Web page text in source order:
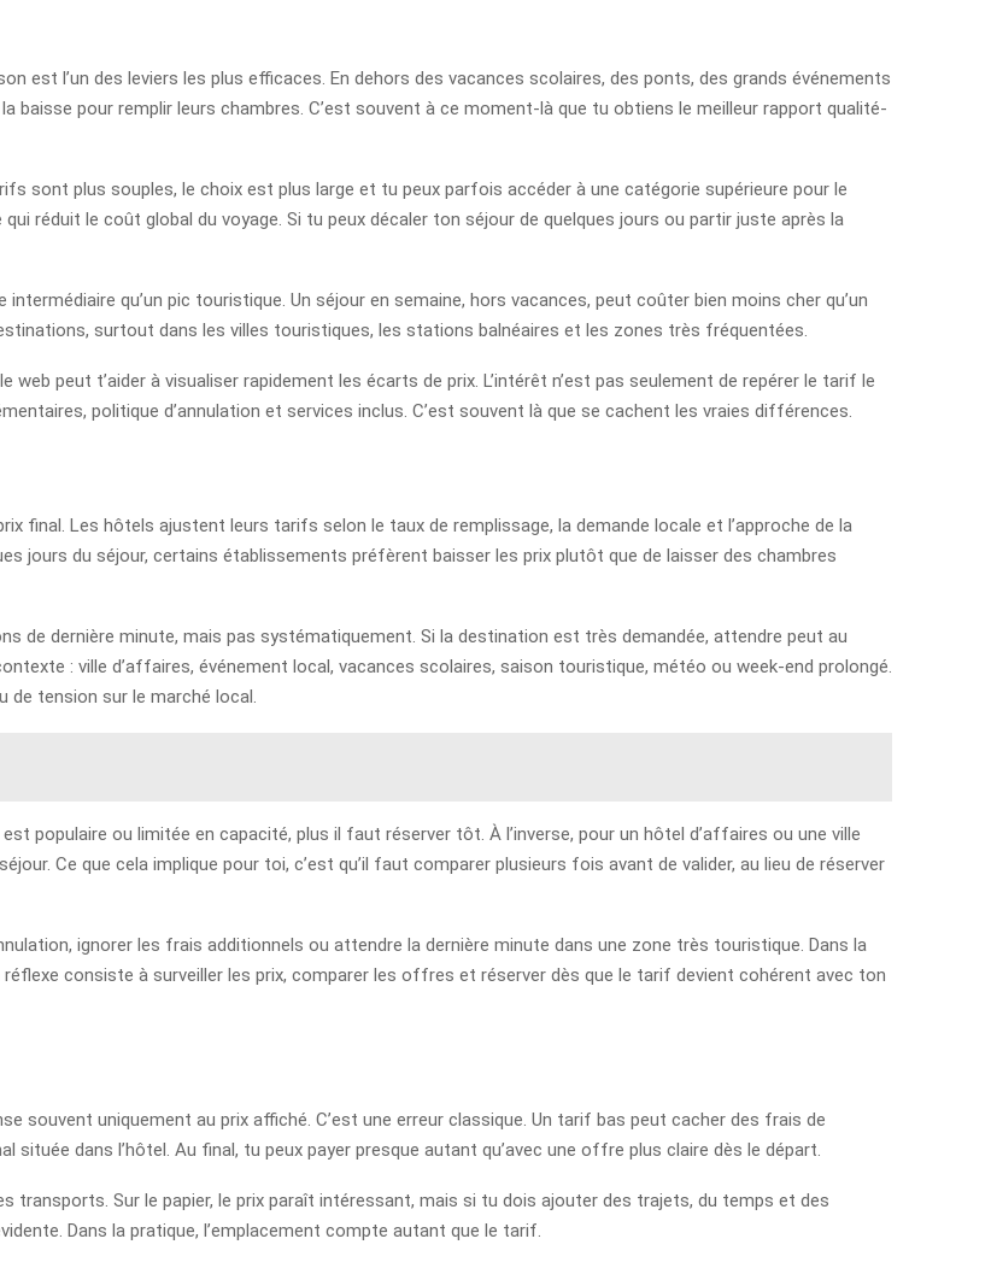
est l’un des leviers les plus efficaces. En dehors des vacances scolaires, des ponts, des grands événements
baisse pour remplir leurs chambres. C’est souvent à ce moment-là que tu obtiens le meilleur rapport qualité-
sont plus souples, le choix est plus large et tu peux parfois accéder à une catégorie supérieure pour le
réduit le coût global du voyage. Si tu peux décaler ton séjour de quelques jours ou partir juste après la
qu’un pic touristique. Un séjour en semaine, hors vacances, peut coûter bien moins cher qu’un
surtout dans les villes touristiques, les stations balnéaires et les zones très fréquentées.
peut t’aider à visualiser rapidement les écarts de prix. L’intérêt n’est pas seulement de repérer le tarif le
politique d’annulation et services inclus. C’est souvent là que se cachent les vraies différences.
final. Les hôtels ajustent leurs tarifs selon le taux de remplissage, la demande locale et l’approche de la
jours du séjour, certains établissements préfèrent baisser les prix plutôt que de laisser des chambres
de dernière minute, mais pas systématiquement. Si la destination est très demandée, attendre peut au
: ville d’affaires, événement local, vacances scolaires, saison touristique, météo ou week-end prolongé.
de tension sur le marché local.
populaire ou limitée en capacité, plus il faut réserver tôt. À l’inverse, pour un hôtel d’affaires ou une ville
Ce que cela implique pour toi, c’est qu’il faut comparer plusieurs fois avant de valider, au lieu de réserver
ignorer les frais additionnels ou attendre la dernière minute dans une zone très touristique. Dans la
réflexe consiste à surveiller les prix, comparer les offres et réserver dès que le tarif devient cohérent avec ton
souvent uniquement au prix affiché. C’est une erreur classique. Un tarif bas peut cacher des frais de
située dans l’hôtel. Au final, tu peux payer presque autant qu’avec une offre plus claire dès le départ.
transports. Sur le papier, le prix paraît intéressant, mais si tu dois ajouter des trajets, du temps et des
Dans la pratique, l’emplacement compte autant que le tarif.